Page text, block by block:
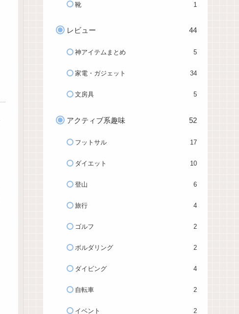
靴 1
レビュー 44
神アイテムまとめ 5
家電・ガジェット 34
文房具 5
アクティブ系趣味 52
フットサル 17
ダイエット 10
登山 6
旅行 4
ゴルフ 2
ボルダリング 2
ダイビング 4
自転車 2
イベント 2